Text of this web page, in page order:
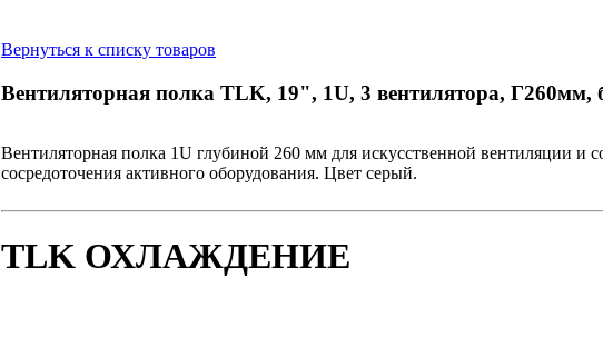
Вернуться к списку товаров
Вентиляторная полка TLK, 19", 1U, 3 вентилятора,
Вентиляторная полка 1U глубиной 260 мм для искусственной вентиляции и
сосредоточения активного оборудования. Цвет серый.
TLK ОХЛАЖДЕНИЕ